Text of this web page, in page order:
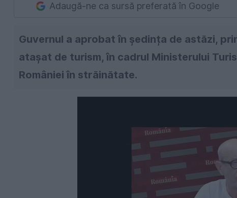
Adaugă-ne ca sursă preferată în Google
Guvernul a aprobat în ședința de astăzi,
ataşat de turism, în cadrul Ministerului
României în străinătate.